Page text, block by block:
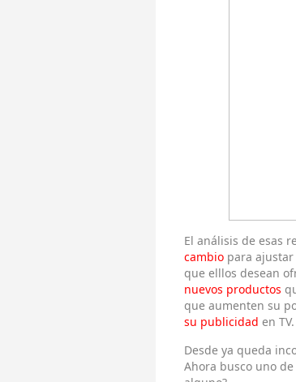
El análisis de esas
cambio para
que elllos desean
nuevos productos
que aumenten su
su publicidad en TV.
Desde ya queda
Ahora busco uno